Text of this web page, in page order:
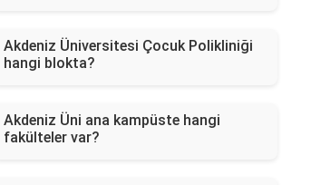
Akdeniz Üniversitesi Çocuk Polikliniği
hangi blokta?
Akdeniz Üni ana kampüste hangi
fakülteler var?